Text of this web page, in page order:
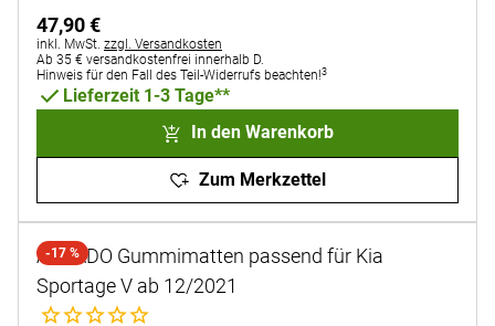
47,90€
Steuerhinweis:
inkl. MwSt. zzgl. Versandkosten
Ab 35 € versandkostenfrei innerhalb D.
Hinweis für den Fall des Teil-Widerrufs beachten!3
Lieferzeit 1-3 Tage**
In den Warenkorb
Zum Merkzettel
-17 %
AURADO Gummimatten passend für Kia
Sportage V ab 12/2021
Noch keine Bewertungen abgegeben